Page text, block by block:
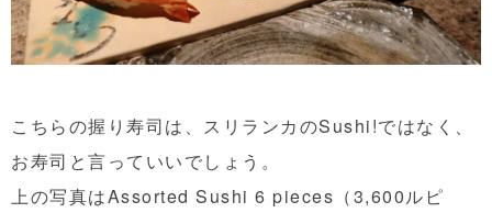
こちらの握り寿司は、スリランカのSushi!ではなく、
お寿司と言っていいでしょう。
上の写真はAssorted Sushi 6 pieces（3,600ルピ